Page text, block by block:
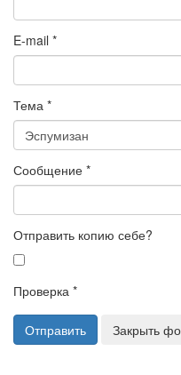
E-mail *
Тема *
Сообщение *
Отправить копию себе?
Проверка *
Отправить Закрыть